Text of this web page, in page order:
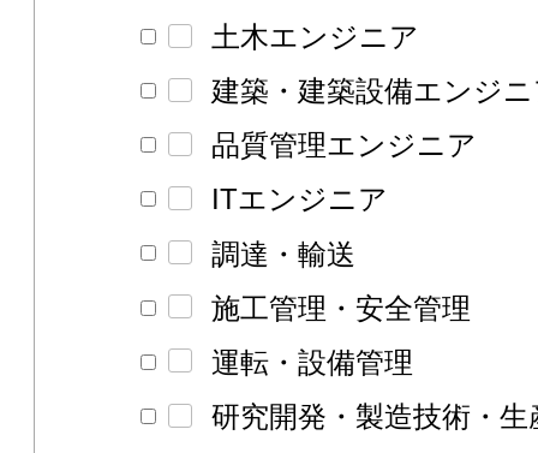
土木エンジニア
建築・建築設備エンジ
品質管理エンジニア
ITエンジニア
調達・輸送
施工管理・安全管理
運転・設備管理
研究開発・製造技術・生